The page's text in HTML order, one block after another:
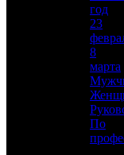
АВТОРИЗОВАТЬСЯ
Оставьте свои
уточнения деталей
Электронная почта:
Согласие на
год
23
8
марта
По